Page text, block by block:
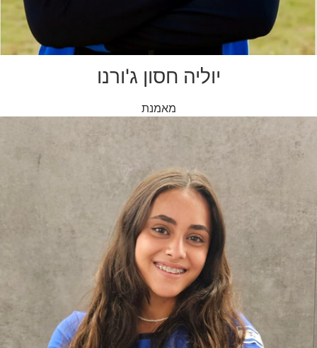
יוליה חסון ג'ורנו
מאמנת